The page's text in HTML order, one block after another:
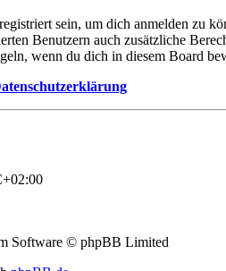
sein, um dich anmelden zu
Benutzern auch zusätzliche
wenn du dich in diesem Board
Software © phpBB Limited